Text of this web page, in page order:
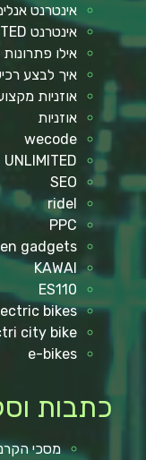
אינטרנט
אינטרנט UNLIMITED
אילו פתרונות BI קיימים היום
איך לבצע
אוזניות
אוזניות
wecode
UNLIMITED
SEO
ridel
PPC
gadgets
KAWAI
ES110
bikes
city bike
e-bikes
כתבות
מסכי